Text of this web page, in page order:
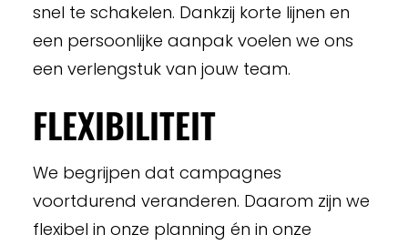
snel te schakelen. Dankzij korte lijnen en
een persoonlijke aanpak voelen we ons
een verlengstuk van jouw team.
FLEXIBILITEIT
We begrijpen dat campagnes
voortdurend veranderen. Daarom zijn we
flexibel in onze planning én in onze